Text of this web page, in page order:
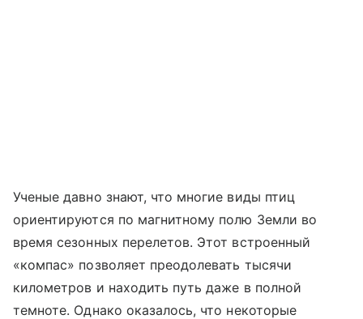
Ученые давно знают, что многие виды птиц
ориентируются по магнитному полю Земли во
время сезонных перелетов. Этот встроенный
«компас» позволяет преодолевать тысячи
километров и находить путь даже в полной
темноте. Однако оказалось, что некоторые